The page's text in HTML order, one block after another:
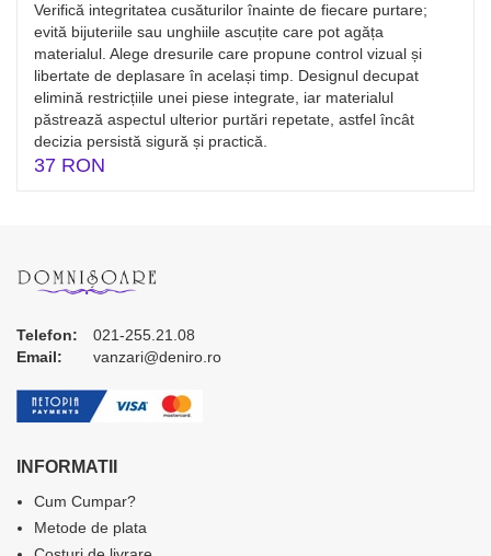
Verifică integritatea cusăturilor înainte de fiecare purtare;
evită bijuteriile sau unghiile ascuțite care pot agăța
materialul. Alege dresurile care propune control vizual și
libertate de deplasare în același timp. Designul decupat
elimină restricțiile unei piese integrate, iar materialul
păstrează aspectul ulterior purtări repetate, astfel încât
decizia persistă sigură și practică.
37 RON
Telefon:
021-255.21.08
Email:
vanzari@deniro.ro
INFORMATII
Cum Cumpar?
Metode de plata